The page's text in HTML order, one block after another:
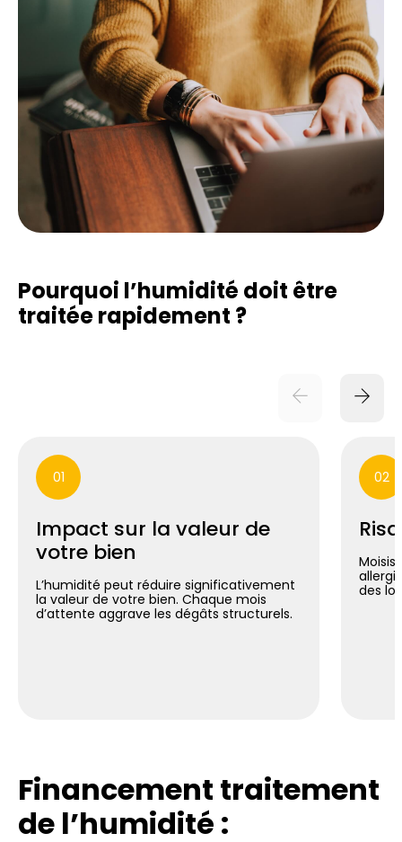
Pourquoi l’humidité doit être
traitée rapidement ?
01
Impact sur la valeur de
votre bien
L’humidité peut réduire significativement
la valeur de votre bien. Chaque mois
d’attente aggrave les dégâts structurels.
02
des
Financement traitement
de l’humidité :